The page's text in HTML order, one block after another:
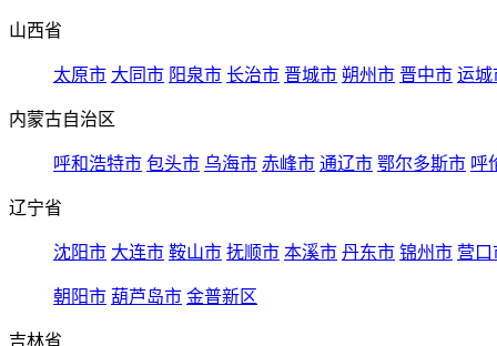
山西省
太原市 大同市 阳泉市 长治市 晋城市 朔州市 晋中市 运城
内蒙古自治区
呼和浩特市 包头市 乌海市 赤峰市 通辽市 鄂尔多斯市 呼
辽宁省
沈阳市 大连市 鞍山市 抚顺市 本溪市 丹东市 锦州市 营口
朝阳市 葫芦岛市 金普新区
吉林省